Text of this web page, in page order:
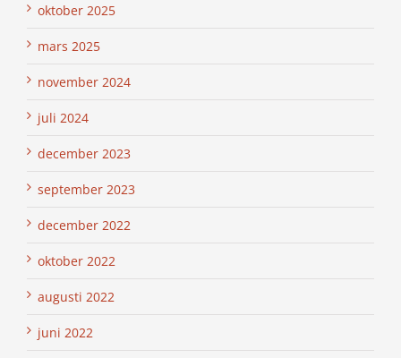
oktober 2025
mars 2025
november 2024
juli 2024
december 2023
september 2023
december 2022
oktober 2022
augusti 2022
juni 2022